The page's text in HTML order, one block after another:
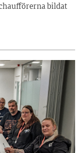
bildat